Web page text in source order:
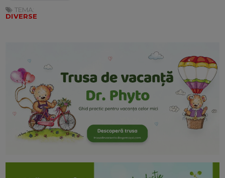
TEMA:
DIVERSE